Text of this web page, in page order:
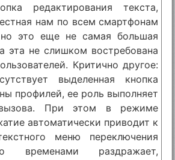
редактирования текста,
нам по всем смартфонам
но это еще не самая большая
эта не слишком востребована
Критично другое:
выделенная кнопка
профилей, ее роль выполняет
При этом в режиме
автоматически приводит к
меню переключения
временами раздражает,